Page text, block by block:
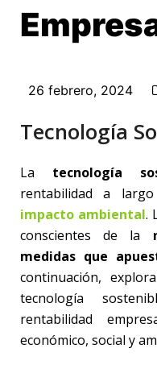
26 febrero, 2024
Tecnología
La tecnología
rentabilidad a
impacto ambiental.
conscientes de la
medidas que
continuación,
tecnología
rentabilidad
económico, social y